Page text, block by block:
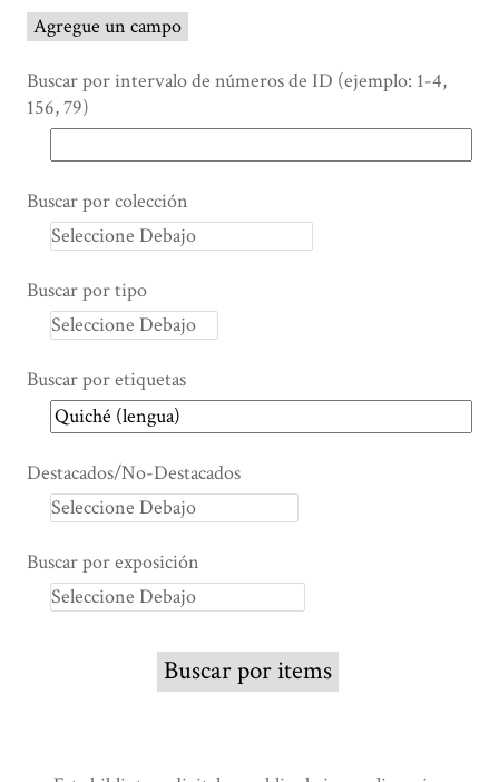
campo
específico":
1
Agregue un campo
Buscar por intervalo de números de ID (ejemplo: 1-4,
156, 79)
Buscar por colección
Buscar por tipo
Buscar por etiquetas
Destacados/No-Destacados
Buscar por exposición